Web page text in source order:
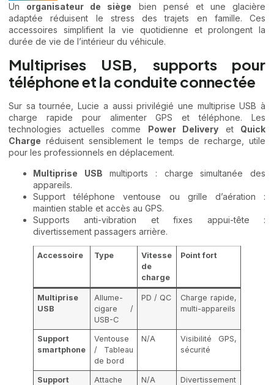
Un organisateur de siège bien pensé et une glacière
adaptée réduisent le stress des trajets en famille. Ces
accessoires simplifient la vie quotidienne et prolongent la
durée de vie de l’intérieur du véhicule.
Multiprises USB, supports pour
téléphone et la conduite connectée
Sur sa tournée, Lucie a aussi privilégié une multiprise USB à
charge rapide pour alimenter GPS et téléphone. Les
technologies actuelles comme Power Delivery et Quick
Charge réduisent sensiblement le temps de recharge, utile
pour les professionnels en déplacement.
Multiprise USB multiports : charge simultanée des
appareils.
Support téléphone ventouse ou grille d’aération :
maintien stable et accès au GPS.
Supports anti-vibration et fixes appui-tête :
divertissement passagers arrière.
Accessoire Type
Vitesse
de
charge
Point fort
Multiprise
USB
Allume-
cigare /
USB-C
PD / QC
Charge rapide,
multi-appareils
Support
smartphone
Ventouse
/ Tableau
de bord
N/A
Visibilité GPS,
sécurité
Support
Attache
N/A
Divertissement